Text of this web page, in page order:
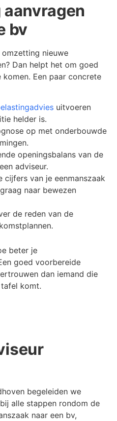
bv
nieuwe
Dan helpt het om goed
Een paar concrete
uitvoeren
helder is.
op met onderbouwde
openingsbalans van de
adviseur.
cijfers van je eenmanszaak
naar bewezen
de reden van de
beter je
goed voorbereide
dan iemand die
komt.
begeleiden we
alle stappen rondom de
naar een bv,